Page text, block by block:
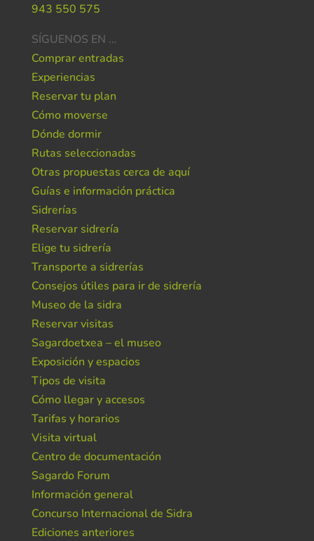
943 550 575
SÍGUENOS EN …
Comprar entradas
Experiencias
Reservar tu plan
Cómo moverse
Dónde dormir
Rutas seleccionadas
Otras propuestas cerca de aquí
Guías e información práctica
Sidrerías
Reservar sidrería
Elige tu sidrería
Transporte a sidrerías
Consejos útiles para ir de sidrería
Museo de la sidra
Reservar visitas
Sagardoetxea – el museo
Exposición y espacios
Tipos de visita
Cómo llegar y accesos
Tarifas y horarios
Visita virtual
Centro de documentación
Sagardo Forum
Información general
Concurso Internacional de Sidra
Ediciones anteriores